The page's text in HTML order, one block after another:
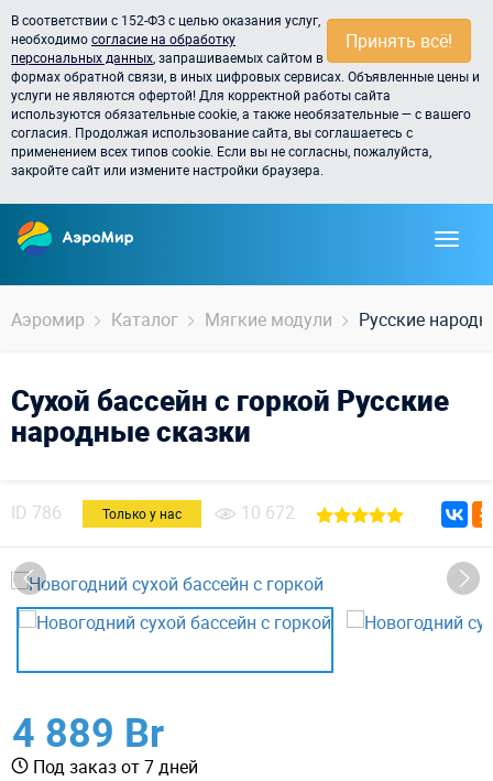
Принять всё!
В соответствии с 152-ФЗ с целью оказания услуг,
необходимосогласие на обработку
персональных данных , запрашиваемых сайтом в
формах обратной связи, в иных цифровых сервисах. Объявленные цены и
услуги не являются офертой! Для корректной работы сайта
используются обязательные cookie, а также необязательные — с вашего
согласия. Продолжая использование сайта, вы соглашаетесь с
применением всех типов cookie. Если вы не согласны, пожалуйста,
закройте сайт или измените настройки браузера.
Аэромир Каталог Мягкие модули Русские
Сухой бассейн с горкой Русские
народные сказки
ID 786 Только у нас 10 672
4 889 Br
Под заказ от 7 дней